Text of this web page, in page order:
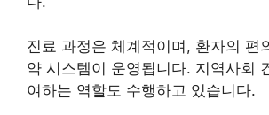
진료 과정은 체계적이며, 환자의 편
약 시스템이 운영됩니다. 지역사회
여하는 역할도 수행하고 있습니다.